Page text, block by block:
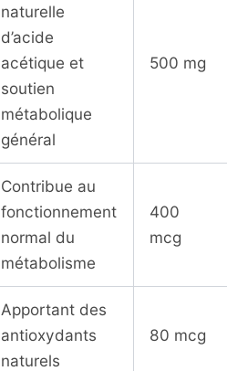
naturelle
d’acide
acétique et
soutien
métabolique
général
500 mg
Contribue au
fonctionnement
normal du
métabolisme
400
mcg
Apportant des
antioxydants
naturels
80 mcg